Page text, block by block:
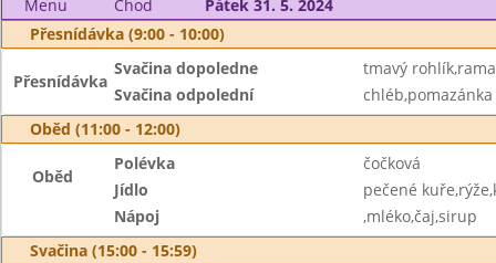
Menu Chod
Pátek 31. 5. 2024
Přesnídávka (9:00 - 10:00)
Přesnídávka
Svačina dopoledne
tmavý
Svačina odpolední
Oběd (11:00 - 12:00)
Oběd
Polévka
čočková
Jídlo
pečené
Nápoj
,mléko,čaj,sirup
Svačina (15:00 - 15:59)